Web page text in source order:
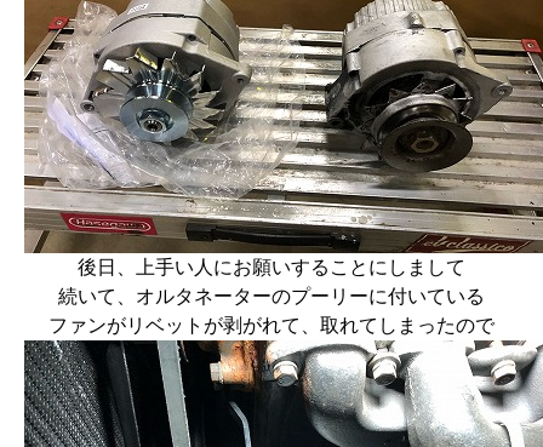
後日、上手い人にお願いすることにしまして
続いて、オルタネーターのプーリーに付いている
ファンがリベットが剥がれて、取れてしまったので